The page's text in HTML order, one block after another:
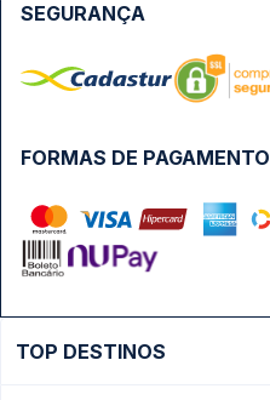
FORMAS DE PAGAMENTO
SEGURANÇA
TOP DESTINOS